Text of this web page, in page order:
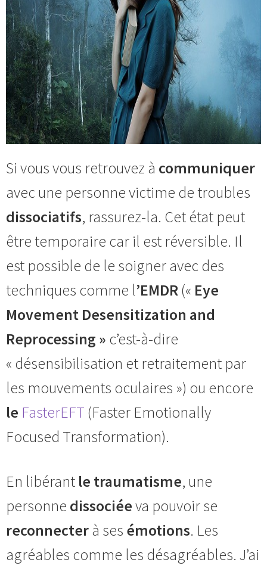
Si vous vous retrouvez à communiquer
avec une personne victime de troubles
dissociatifs, rassurez-la. Cet état peut
être temporaire car il est réversible. Il
est possible de le soigner avec des
techniques comme l’EMDR(« Eye
Movement Desensitization and
Reprocessing » c’est-à-dire
« désensibilisation et retraitement par
les mouvements oculaires ») ou encore
le FasterEFT (Faster Emotionally
Focused Transformation).
En libérant le traumatisme, une
personne dissociéeva pouvoir se
reconnecterà ses émotions. Les
agréables comme les désagréables. J’ai